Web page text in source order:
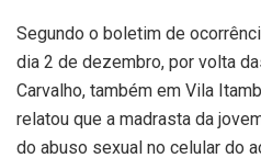
Segundo o boletim de
dia 2 de dezembro, por volta
Carvalho, também em Vila
relatou que a madrasta da
do abuso sexual no celular do